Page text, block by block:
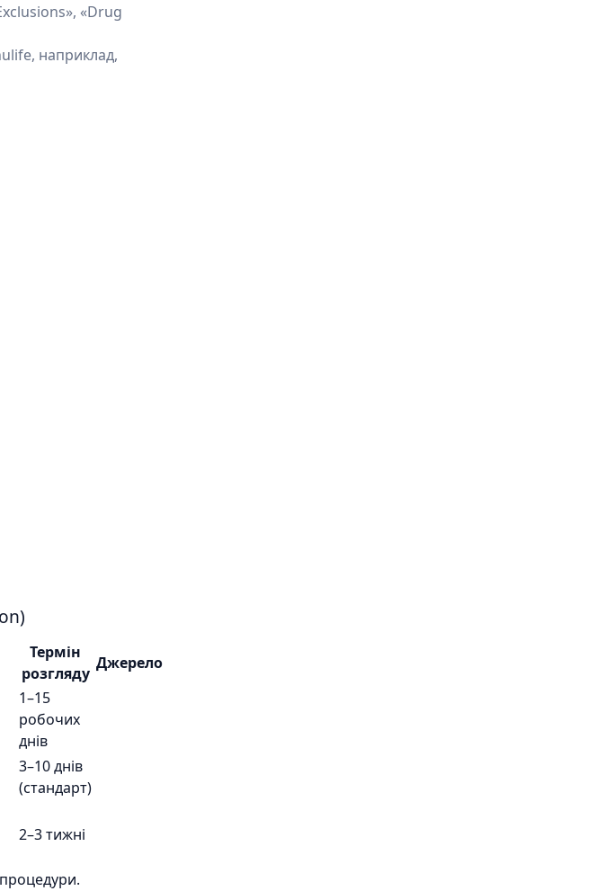
«Drug
наприклад,
Термін
розгляду
Джерело
1–15
робочих
днів
3–10 днів
(стандарт)
2–3 тижні